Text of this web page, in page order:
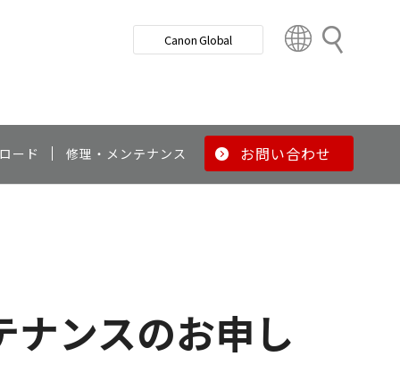
検
Canon Global
t
y
ード 修理・メンテナンス お問い合わせ
ナンスのお申し